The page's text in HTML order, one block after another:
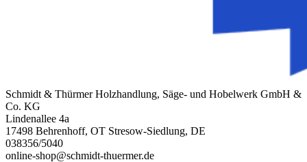
Schmidt & Thürmer Holzhandlung, Säge- und Hobelwerk GmbH &
Co. KG
Lindenallee 4a
17498 Behrenhoff, OT Stresow-Siedlung, DE
038356/5040
online-shop@schmidt-thuermer.de